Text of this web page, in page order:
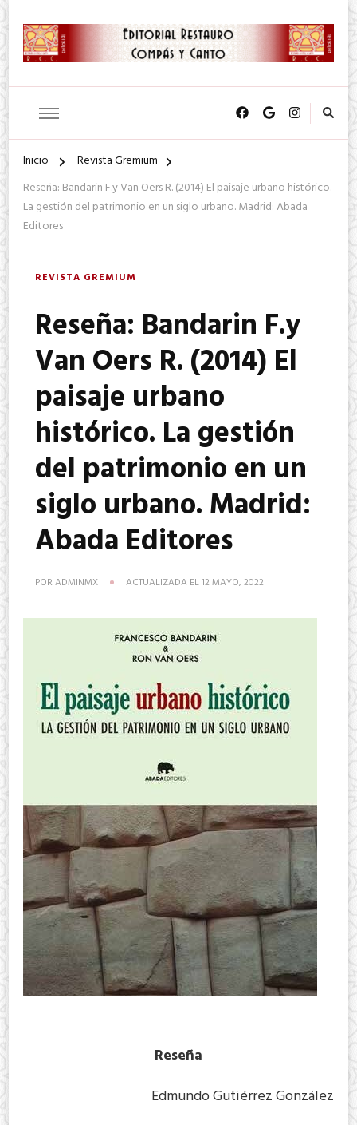
Inicio
Revista Gremium
Reseña: Bandarin F.y Van Oers R. (2014) El paisaje urbano histórico.
La gestión del patrimonio en un siglo urbano. Madrid: Abada
Editores
REVISTA GREMIUM
Reseña: Bandarin F.y
Van Oers R. (2014) El
paisaje urbano
histórico. La gestión
del patrimonio en un
siglo urbano. Madrid:
Abada Editores
POR ADMINMX ACTUALIZADA EL12 MAYO, 2022
Reseña
Edmundo Gutiérrez González